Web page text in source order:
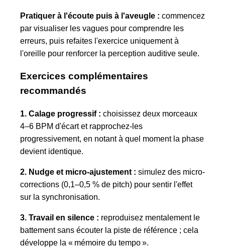
Pratiquer à l'écoute puis à l'aveugle : commencez
par visualiser les vagues pour comprendre les
erreurs, puis refaites l'exercice uniquement à
l'oreille pour renforcer la perception auditive seule.
Exercices complémentaires
recommandés
1. Calage progressif : choisissez deux morceaux
4–6 BPM d'écart et rapprochez-les
progressivement, en notant à quel moment la phase
devient identique.
2. Nudge et micro-ajustement : simulez des micro-
corrections (0,1–0,5 % de pitch) pour sentir l'effet
sur la synchronisation.
3. Travail en silence : reproduisez mentalement le
battement sans écouter la piste de référence ; cela
développe la « mémoire du tempo ».